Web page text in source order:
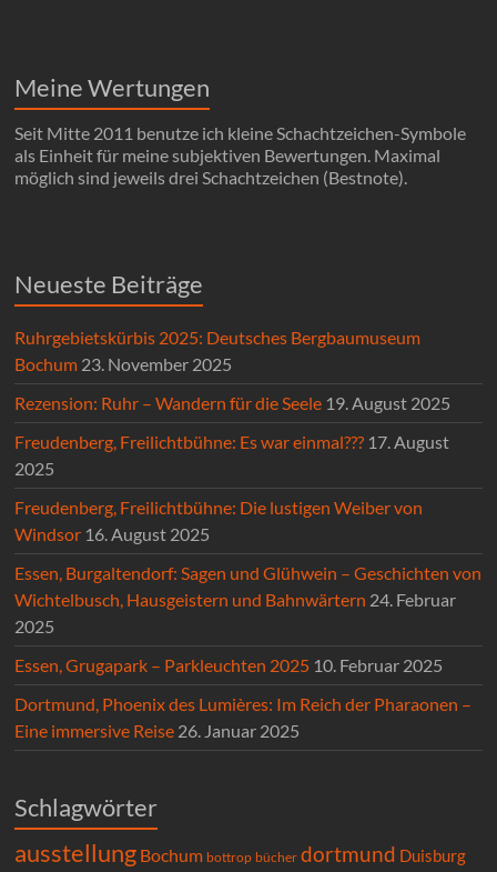
Meine Wertungen
Seit Mitte 2011 benutze ich kleine Schachtzeichen-Symbole
als Einheit für meine subjektiven Bewertungen. Maximal
möglich sind jeweils drei Schachtzeichen (Bestnote).
Neueste Beiträge
Ruhrgebietskürbis 2025: Deutsches Bergbaumuseum
Bochum 23. November 2025
Rezension: Ruhr – Wandern für die Seele 19. August 2025
Freudenberg, Freilichtbühne: Es war einmal??? 17. August
2025
Freudenberg, Freilichtbühne: Die lustigen Weiber von
Windsor 16. August 2025
Essen, Burgaltendorf: Sagen und Glühwein – Geschichten von
Wichtelbusch, Hausgeistern und Bahnwärtern 24. Februar
2025
Essen, Grugapark – Parkleuchten 2025 10. Februar 2025
Dortmund, Phoenix des Lumières: Im Reich der Pharaonen –
Eine immersive Reise 26. Januar 2025
Schlagwörter
ausstellung Bochum bottrop bücher dortmund Duisburg